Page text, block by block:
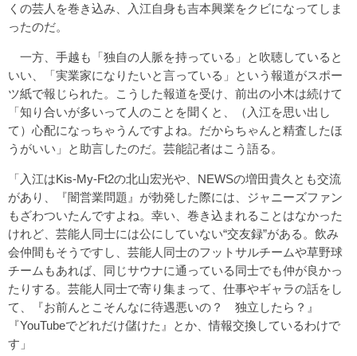
くの芸人を巻き込み、入江自身も吉本興業をクビになってしま
ったのだ。
一方、手越も「独自の人脈を持っている」と吹聴していると
いい、「実業家になりたいと言っている」という報道がスポー
ツ紙で報じられた。こうした報道を受け、前出の小木は続けて
「知り合いが多いって人のことを聞くと、（入江を思い出し
て）心配になっちゃうんですよね。だからちゃんと精査したほ
うがいい」と助言したのだ。芸能記者はこう語る。
「入江はKis-My-Ft2の北山宏光や、NEWSの増田貴久とも交流
があり、『闇営業問題』が勃発した際には、ジャニーズファン
もざわついたんですよね。幸い、巻き込まれることはなかった
けれど、芸能人同士には公にしていない“交友録”がある。飲み
会仲間もそうですし、芸能人同士のフットサルチームや草野球
チームもあれば、同じサウナに通っている同士でも仲が良かっ
たりする。芸能人同士で寄り集まって、仕事やギャラの話をし
て、『お前んとこそんなに待遇悪いの？ 独立したら？』
『YouTubeでどれだけ儲けた』とか、情報交換しているわけで
す」